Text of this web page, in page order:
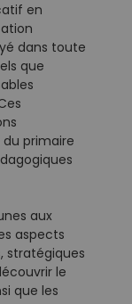
en
dans toute
que
primaire
aux
aspects
stratégiques
le
que les